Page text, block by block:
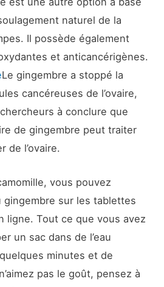
naturel de la
Il possède également
et anticancérigènes.
Le gingembre a stoppé la
cancéreuses de l’ovaire,
à conclure que
de gingembre peut traiter
de l’ovaire.
vous pouvez
sur les tablettes
ligne. Tout ce que vous avez
un sac dans de l’eau
minutes et de
pas le goût, pensez à